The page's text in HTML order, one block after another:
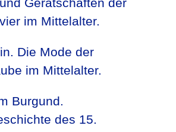
Gerätschaften der
im Mittelalter.
Die Mode der
im Mittelalter.
Burgund.
des 15.